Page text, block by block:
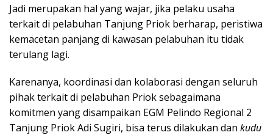
Jadi merupakan hal yang wajar, jika pelaku usaha
terkait di pelabuhan Tanjung Priok berharap, peristiwa
kemacetan panjang di kawasan pelabuhan itu tidak
terulang lagi.
Karenanya, koordinasi dan kolaborasi dengan seluruh
pihak terkait di pelabuhan Priok sebagaimana
komitmen yang disampaikan EGM Pelindo Regional 2
Tanjung Priok Adi Sugiri, bisa terus dilakukan dan kudu